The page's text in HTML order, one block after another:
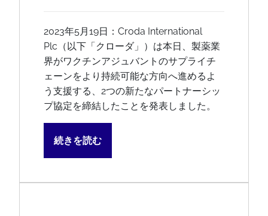
2023年5月19日：Croda International
Plc（以下「クローダ」）は本日、製薬業
界がワクチンアジュバントのサプライチ
ェーンをより持続可能な方向へ進めるよ
う支援する、2つの新たなパートナーシッ
プ協定を締結したことを発表しました。
続きを読む